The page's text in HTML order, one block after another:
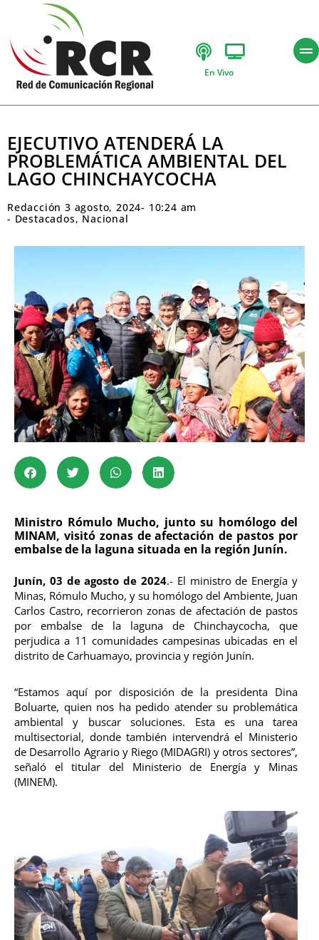
En Vivo
EJECUTIVO ATENDERÁ LA
PROBLEMÁTICA AMBIENTAL DEL
LAGO CHINCHAYCOCHA
Redacción 3 agosto, 2024- 10:24 am
- Destacados, Nacional
Ministro Rómulo Mucho, junto su homólogo del
MINAM, visitó zonas de afectación de pastos por
embalse de la laguna situada en la región Junín.
Junín, 03 de agosto de 2024.- El ministro de Energía y
Minas, Rómulo Mucho, y su homólogo del Ambiente, Juan
Carlos Castro, recorrieron zonas de afectación de pastos
por embalse de la laguna de Chinchaycocha, que
perjudica a 11 comunidades campesinas ubicadas en el
distrito de Carhuamayo, provincia y región Junín.
“Estamos aquí por disposición de la presidenta Dina
Boluarte, quien nos ha pedido atender su problemática
ambiental y buscar soluciones. Esta es una tarea
multisectorial, donde también intervendrá el Ministerio
de Desarrollo Agrario y Riego (MIDAGRI) y otros sectores”,
señaló el titular del Ministerio de Energía y Minas
(MINEM).